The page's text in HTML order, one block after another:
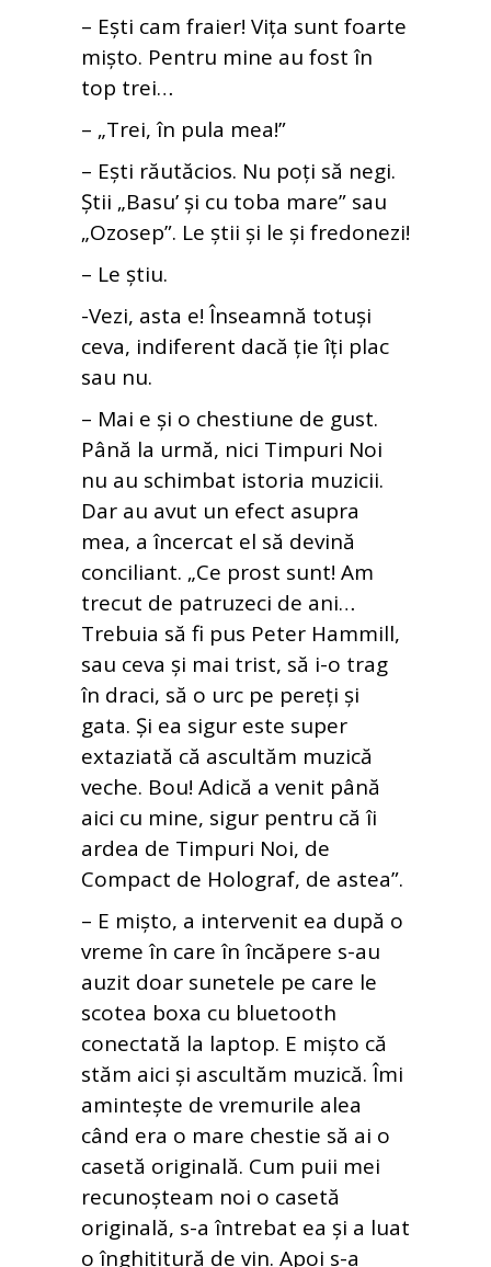
– Ești cam fraier! Vița sunt foarte
mișto. Pentru mine au fost în
top trei…
– „Trei, în pula mea!”
– Ești răutăcios. Nu poți să negi.
Știi „Basu’ și cu toba mare” sau
„Ozosep”. Le știi și le și fredonezi!
– Le știu.
-Vezi, asta e! Înseamnă totuși
ceva, indiferent dacă ție îți plac
sau nu.
– Mai e și o chestiune de gust.
Până la urmă, nici Timpuri Noi
nu au schimbat istoria muzicii.
Dar au avut un efect asupra
mea, a încercat el să devină
conciliant. „Ce prost sunt! Am
trecut de patruzeci de ani…
Trebuia să fi pus Peter Hammill,
sau ceva și mai trist, să i-o trag
în draci, să o urc pe pereți și
gata. Și ea sigur este super
extaziată că ascultăm muzică
veche. Bou! Adică a venit până
aici cu mine, sigur pentru că îi
ardea de Timpuri Noi, de
Compact de Holograf, de astea”.
– E mișto, a intervenit ea după o
vreme în care în încăpere s-au
auzit doar sunetele pe care le
scotea boxa cu bluetooth
conectată la laptop. E mișto că
stăm aici și ascultăm muzică. Îmi
amintește de vremurile alea
când era o mare chestie să ai o
casetă originală. Cum puii mei
recunoșteam noi o casetă
originală, s-a întrebat ea și a luat
o înghițitură de vin. Apoi s-a